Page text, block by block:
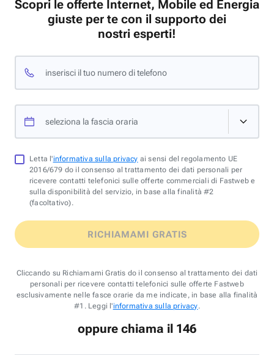
Scopri le offerte Internet, Mobile ed Energia
giuste per te con il supporto dei
nostri esperti!
inserisci il tuo numero di telefono
seleziona la fascia oraria
Letta l'informativa sulla privacy ai sensi del regolamento UE
2016/679 do il consenso al trattamento dei dati personali per
ricevere contatti telefonici sulle offerte commerciali di Fastweb e
sulla disponibilità del servizio, in base alla finalità #2
(facoltativo).
RICHIAMAMI GRATIS
Cliccando su Richiamami Gratis do il consenso al trattamento dei dati
personali per ricevere contatti telefonici sulle offerte Fastweb
esclusivamente nelle fasce orarie da me indicate, in base alla finalità
#1. Leggi l'informativa sulla privacy.
oppure chiama il 146